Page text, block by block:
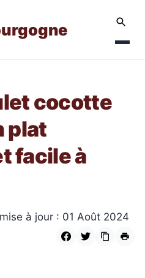
cocotte
plat
facile à
à jour : 01 Août 2024